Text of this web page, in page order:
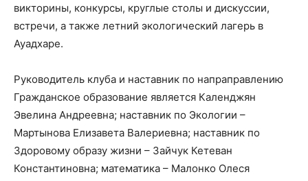
викторины, конкурсы, круглые столы и дискуссии,
встречи, а также летний экологический лагерь в
Ауадхаре.
Руководитель клуба и наставник по напраправлению
Гражданское образование является Календжян
Эвелина Андреевна; наставник по Экологии –
Мартынова Елизавета Валериевна; наставник по
Здоровому образу жизни – Зайчук Кетеван
Константиновна; математика – Малонко Олеся